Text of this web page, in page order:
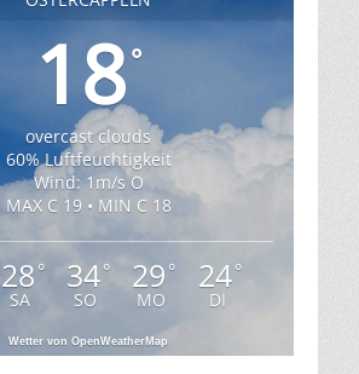
18°
overcast clouds
60% Luftfeuchtigkeit
Wind: 1m/s O
MAX C 19 • MIN C 18
28 °
SA
34°
SO
29 °
MO
24°
DI
Wetter von OpenWeatherMap